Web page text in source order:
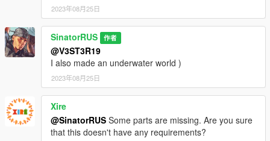
2023年08月25日
SinatorRUS 作者
@V3ST3R19
I also made an underwater world )
2023年08月25日
Xire
@SinatorRUS Some parts are missing. Are you sure
that this doesn't have any requirements?